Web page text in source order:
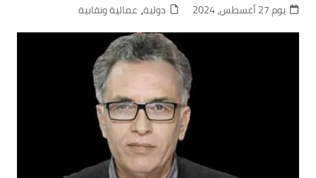
يوم 27 أغسطس، 2024 دولية,عمالية ونقابية